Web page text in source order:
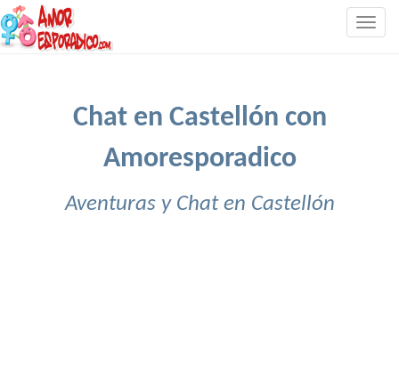
Chat en Castellón con
Amoresporadico
Aventuras y Chat en Castellón